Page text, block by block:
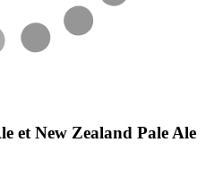
et New Zealand Pale Ale